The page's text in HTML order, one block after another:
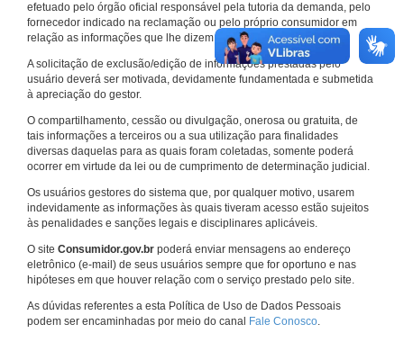
efetuado pelo órgão oficial responsável pela tutoria da demanda, pelo
fornecedor indicado na reclamação ou pelo próprio consumidor em
relação as informações que lhe dizem respeito.
A solicitação de exclusão/edição de informações prestadas pelo
usuário deverá ser motivada, devidamente fundamentada e submetida
à apreciação do gestor.
O compartilhamento, cessão ou divulgação, onerosa ou gratuita, de
tais informações a terceiros ou a sua utilização para finalidades
diversas daquelas para as quais foram coletadas, somente poderá
ocorrer em virtude da lei ou de cumprimento de determinação judicial.
Os usuários gestores do sistema que, por qualquer motivo, usarem
indevidamente as informações às quais tiveram acesso estão sujeitos
às penalidades e sanções legais e disciplinares aplicáveis.
O site Consumidor.gov.br poderá enviar mensagens ao endereço
eletrônico (e-mail) de seus usuários sempre que for oportuno e nas
hipóteses em que houver relação com o serviço prestado pelo site.
As dúvidas referentes a esta Política de Uso de Dados Pessoais
podem ser encaminhadas por meio do canal Fale Conosco.